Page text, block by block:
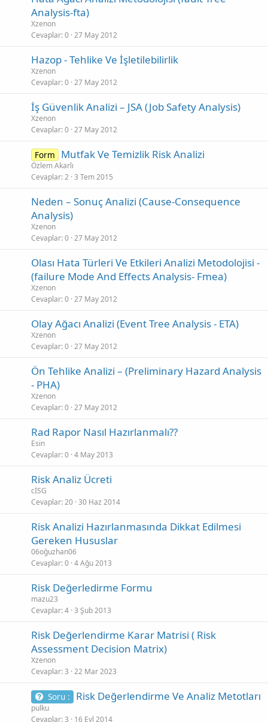
Analysis-fta)
Xzenon
Cevaplar 0 27 May 2012
Hazop - Tehlike Ve İşletilebilirlik
Xzenon
Cevaplar 0 27 May 2012
İş Güvenlik Analizi – JSA (Job Safety Analysis)
Xzenon
Cevaplar 0 27 May 2012
Form Mutfak Ve Temizlik Risk Analizi
Özlem Akarlı
Cevaplar 2 3 Tem 2015
Neden – Sonuç Analizi (Cause-Consequence
Analysis)
Xzenon
Cevaplar 0 27 May 2012
Olası Hata Türleri Ve Etkileri Analizi Metodolojisi -
(failure Mode And Effects Analysis- Fmea)
Xzenon
Cevaplar 0 27 May 2012
Olay Ağacı Analizi (Event Tree Analysis - ETA)
Xzenon
Cevaplar 0 27 May 2012
Ön Tehlike Analizi – (Preliminary Hazard Analysis
- PHA)
Xzenon
Cevaplar 0 27 May 2012
Rad Rapor Nasıl Hazırlanmalı??
Esin
Cevaplar 0 4 May 2013
Risk Analiz Ücreti
cİSG
Cevaplar 20 30 Haz 2014
Risk Analizi Hazırlanmasında Dikkat Edilmesi
Gereken Hususlar
06oğuzhan06
Cevaplar 0 4 Ağu 2013
Risk Değerledirme Formu
mazu23
Cevaplar 4 3 Şub 2013
Risk Değerlendirme Karar Matrisi ( Risk
Assessment Decision Matrix)
Xzenon
Cevaplar 3 22 Mar 2023
Soru : Risk Değerlendirme Ve Analiz Metotları
pulku
Cevaplar 3 16 Eyl 2014